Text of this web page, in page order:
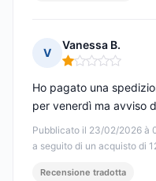
V
Vanessa B.
Nota: 1 su 5
Pubblicato il 23/02/2026 à
a seguito di un acquisto di
Ho pagato una
per venerdì ma avviso
Recensione tradotta